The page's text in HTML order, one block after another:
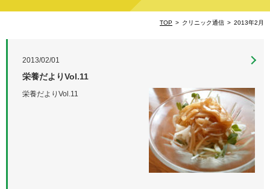
TOP クリニック通信 2013年2月
2013/02/01
栄養だよりVol.11
栄養だよりVol.11